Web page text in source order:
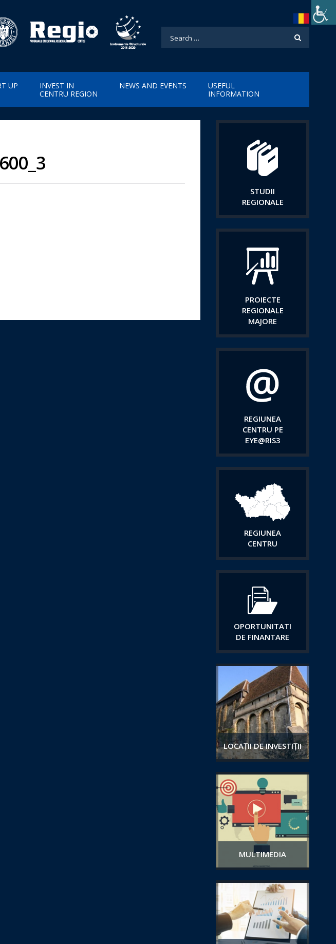
UP
INVEST IN
CENTRU REGION
NEWS AND EVENTS
USEFUL
INFORMATION
STUDII
REGIONALE
PROIECTE
REGIONALE
MAJORE
REGIUNEA
CENTRU PE
EYE@RIS3
REGIUNEA
CENTRU
OPORTUNITATI
DE FINANTARE
LOCAȚII DE INVESTIȚII
MULTIMEDIA